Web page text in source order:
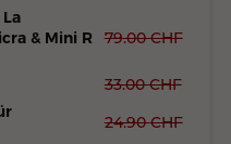
& Mini R 79.00 CHF
33.00 CHF
24.90 CHF